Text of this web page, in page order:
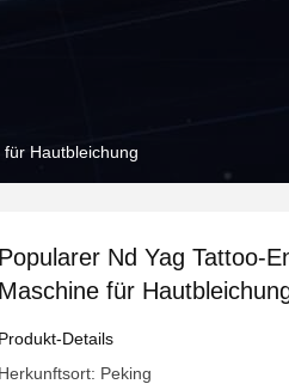
Hautbleichung
Popularer Nd Yag Tattoo-
Maschine für
Produkt-Details
Herkunftsort: Peking